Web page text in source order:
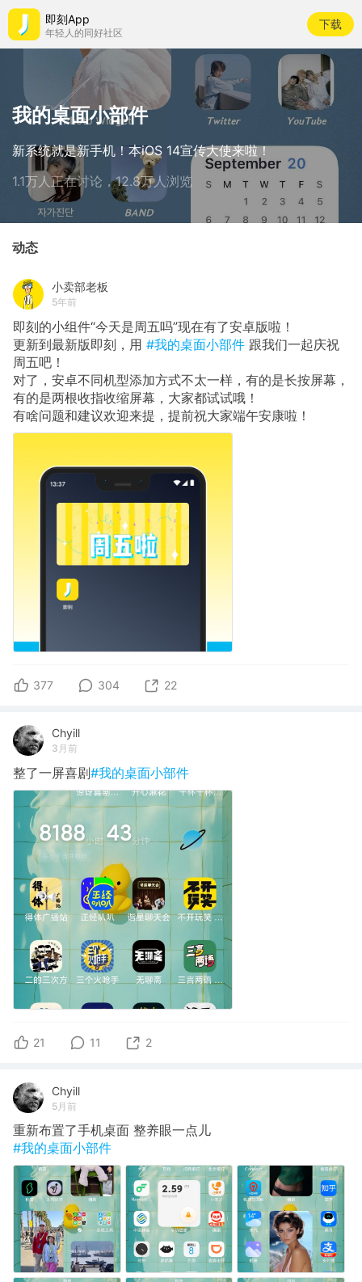
即刻App
年轻人的同好社区
下载
我的桌面小部件
新系统就是新手机！本iOS 14宣传大使来啦！
1.1万人正在讨论，12.8万人浏览
动态
小卖部老板
5年前
即刻的小组件“今天是周五吗”现在有了安卓版啦！
更新到最新版即刻，用 #我的桌面小部件 跟我们一起庆祝
周五吧！
对了，安卓不同机型添加方式不太一样，有的是长按屏幕，
有的是两根收指收缩屏幕，大家都试试哦！
有啥问题和建议欢迎来提，提前祝大家端午安康啦！
377 304 22
Chyill
3月前
整了一屏喜剧#我的桌面小部件
21 11 2
Chyill
5月前
重新布置了手机桌面 整养眼一点儿
#我的桌面小部件